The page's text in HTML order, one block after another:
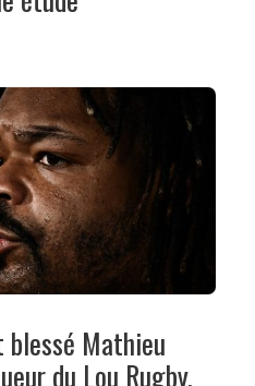
blessé Mathieu
du Lou Rugby,